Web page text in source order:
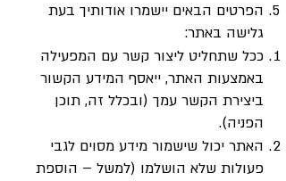
הפרטים הבאים יישמרו אודותיך בעת
גלישה באתר:
ככל שתחליט ליצור קשר עם המפעילה
באמצעות האתר, ייאסף המידע הקשור
ביצירת הקשר עמך (ובכלל זה, תוכן
הפניה).
האתר יכול שישמור מידע מסוים לגבי
פעולות שלא הושלמו (למשל – הוספת